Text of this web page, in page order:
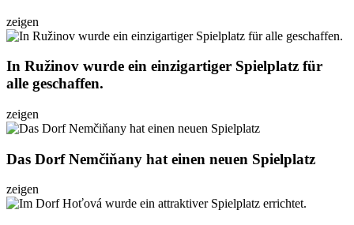
zeigen
In Ružinov wurde ein einzigartiger Spielplatz für
alle geschaffen.
zeigen
Das Dorf Nemčiňany hat einen neuen Spielplatz
zeigen